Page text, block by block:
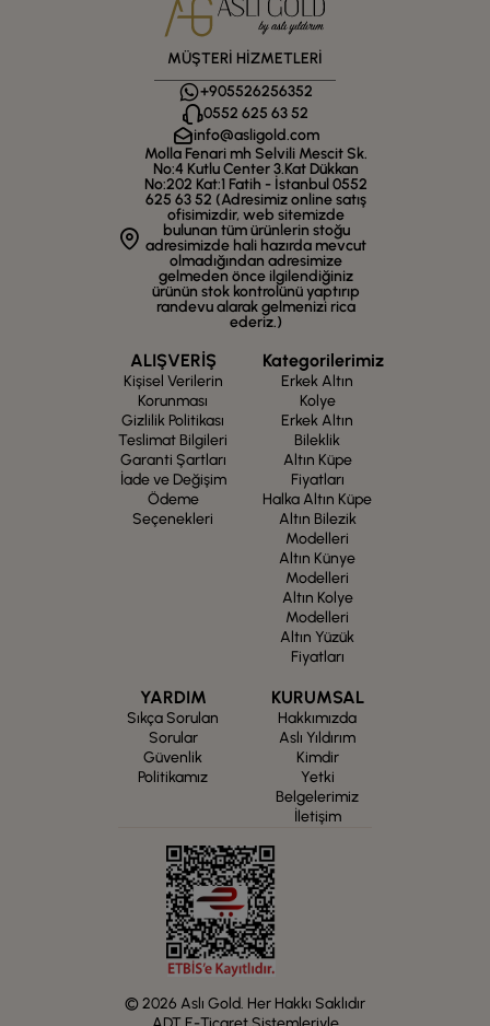
MÜŞTERİ HİZMETLERİ
+905526256352
0552 625 63 52
info@asligold.com
Molla Fenari mh Selvili Mescit Sk.
No:4 Kutlu Center 3.Kat Dükkan
No:202 Kat:1 Fatih - İstanbul 0552
625 63 52 (Adresimiz online satış
ofisimizdir, web sitemizde
bulunan tüm ürünlerin stoğu
adresimizde hali hazırda mevcut
olmadığından adresimize
gelmeden önce ilgilendiğiniz
ürünün stok kontrolünü yaptırıp
randevu alarak gelmenizi rica
ederiz.)
ALIŞVERİŞ
Kişisel Verilerin
Korunması
Gizlilik Politikası
Teslimat Bilgileri
Garanti Şartları
İade ve Değişim
Ödeme
Seçenekleri
Kategorilerimiz
Erkek Altın
Kolye
Erkek Altın
Bileklik
Altın Küpe
Fiyatları
Halka Altın Küpe
Altın Bilezik
Modelleri
Altın Künye
Modelleri
Altın Kolye
Modelleri
Altın Yüzük
Fiyatları
YARDIM
Sıkça Sorulan
Sorular
Güvenlik
Politikamız
KURUMSAL
Hakkımızda
Aslı Yıldırım
Kimdir
Yetki
Belgelerimiz
İletişim
© 2026 Aslı Gold. Her Hakkı Saklıdır